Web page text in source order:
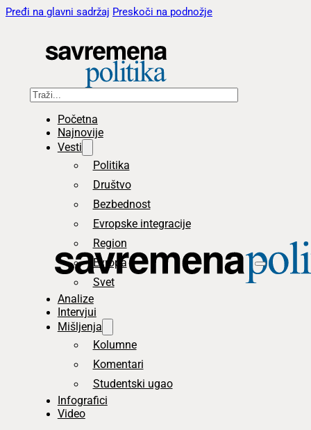
Pređi na glavni sadržaj Preskoči na podnožje
Pretraga
Početna
Najnovije
Vesti
Politika
Društvo
Bezbednost
Evropske integracije
Region
Evropa
Svet
Analize
Intervjui
Mišljenja
Kolumne
Komentari
Studentski ugao
Infografici
Video